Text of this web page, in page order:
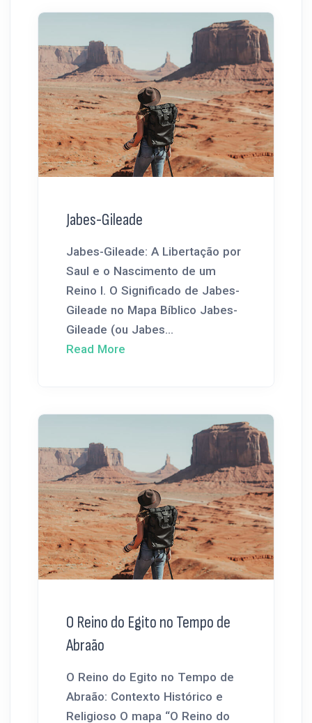
Jabes-Gileade
Jabes-Gileade: A Libertação por
Saul e o Nascimento de um
Reino I. O Significado de Jabes-
Gileade no Mapa Bíblico Jabes-
Gileade (ou Jabes...
Read More
O Reino do Egito no Tempo de
Abraão
O Reino do Egito no Tempo de
Abraão: Contexto Histórico e
Religioso O mapa “O Reino do